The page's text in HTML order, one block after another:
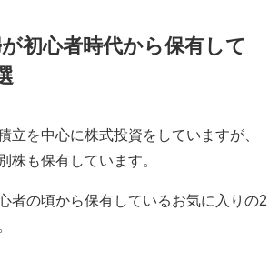
初心者時代から保有して
立を中心に株式投資をしていますが、
株も保有しています。
者の頃から保有しているお気に入りの2